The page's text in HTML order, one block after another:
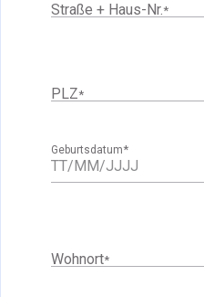
Straße + Haus-Nr.*
PLZ*
Geburtsdatum*
Wohnort*